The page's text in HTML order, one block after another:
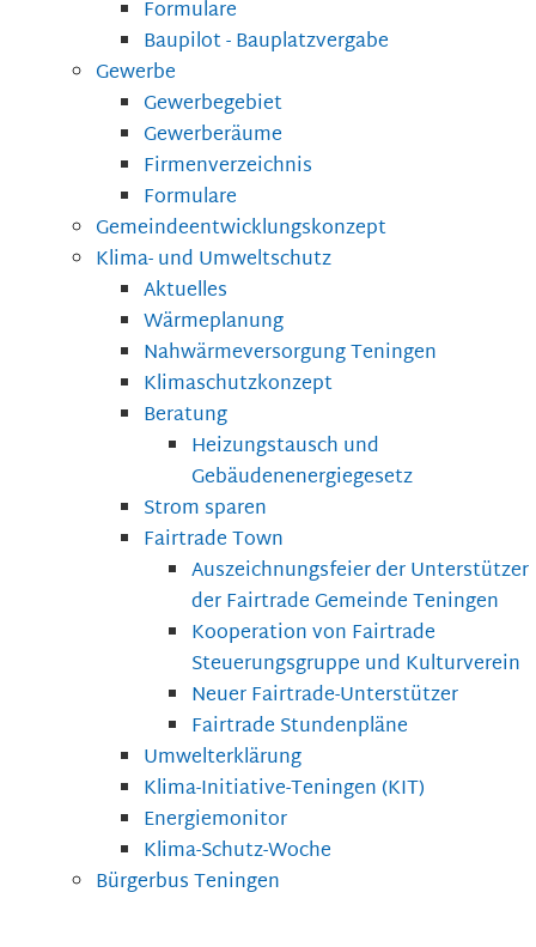
Formulare
Baupilot - Bauplatzvergabe
Gewerbe
Gewerbegebiet
Gewerberäume
Firmenverzeichnis
Formulare
Gemeindeentwicklungskonzept
Klima- und Umweltschutz
Aktuelles
Wärmeplanung
Nahwärmeversorgung Teningen
Klimaschutzkonzept
Beratung
Heizungstausch und
Gebäudenenergiegesetz
Strom sparen
Fairtrade Town
Auszeichnungsfeier der Unterstützer
der Fairtrade Gemeinde Teningen
Kooperation von Fairtrade
Steuerungsgruppe und Kulturverein
Neuer Fairtrade-Unterstützer
Fairtrade Stundenpläne
Umwelterklärung
Klima-Initiative-Teningen (KIT)
Energiemonitor
Klima-Schutz-Woche
Bürgerbus Teningen